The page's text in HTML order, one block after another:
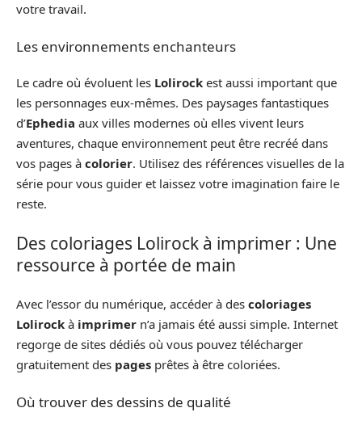
votre travail.
Les environnements enchanteurs
Le cadre où évoluent les Lolirock est aussi important que
les personnages eux-mêmes. Des paysages fantastiques
d’Ephedia aux villes modernes où elles vivent leurs
aventures, chaque environnement peut être recréé dans
vos pages à colorier. Utilisez des références visuelles de la
série pour vous guider et laissez votre imagination faire le
reste.
Des coloriages Lolirock à imprimer : Une
ressource à portée de main
Avec l’essor du numérique, accéder à des coloriages
Lolirock à imprimer n’a jamais été aussi simple. Internet
regorge de sites dédiés où vous pouvez télécharger
gratuitement des pages prêtes à être coloriées.
Où trouver des dessins de qualité